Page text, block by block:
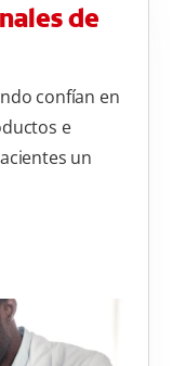
de
confían en
e
un